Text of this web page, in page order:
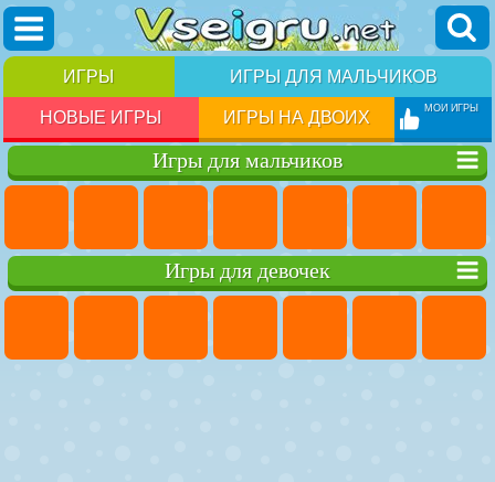
ИГРЫ ИГРЫ ДЛЯ МАЛЬЧИКОВ
НОВЫЕ ИГРЫ ИГРЫ НА ДВОИХ МОИ ИГРЫ
Игры для мальчиков
Игры для девочек